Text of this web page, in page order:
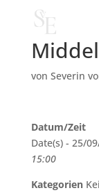
von Severin
Datum/Zeit
Date(s) - 25/
15:00
Kategorien